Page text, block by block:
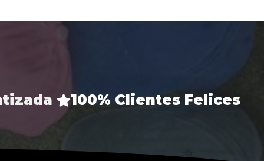
100% Clientes Felices